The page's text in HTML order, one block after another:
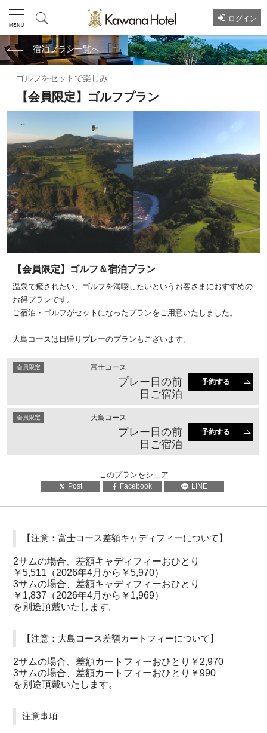
ログイン
宿泊プラン一覧へ
ゴルフをセットで楽しみ
【会員限定】ゴルフプラン
【会員限定】ゴルフ＆宿泊プラン
温泉で癒されたい、ゴルフを満喫したいというお客さまにおすすめの
お得プランです。
ご宿泊・ゴルフがセットになったプランをご用意いたしました。
大島コースは日帰りプレーのプランもございます。
会員限定 富士コース
プレー日の前
日ご宿泊
予約する
会員限定 大島コース
プレー日の前
日ご宿泊
予約する
このプランをシェア
Post Facebook LINE
【注意：富士コース差額キャディフィーについて】
2サムの場合、差額キャディフィーおひとり
￥5,511（2026年4月から￥5,970）
3サムの場合、差額キャディフィーおひとり
￥1,837（2026年4月から￥1,969）
を別途頂戴いたします。
【注意：大島コース差額カートフィーについて】
2サムの場合、差額カートフィーおひとり￥2,970
3サムの場合、差額カートフィーおひとり￥990
を別途頂戴いたします。
注意事項